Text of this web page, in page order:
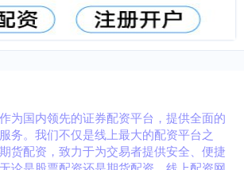
为国内领先的证券配资平台，提供全面的
务。我们不仅是线上最大的配资平台之
货配资，致力于为交易者提供安全、便捷